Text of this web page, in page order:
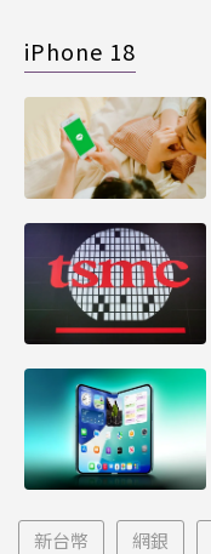
iPhone 18
新台幣 網銀